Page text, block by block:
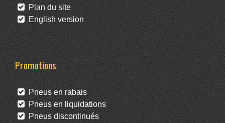
Plan du site
English version
Promotions
Pneus en rabais
Pneus en liquidations
Pneus discontinués